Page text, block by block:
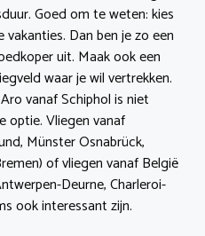
Goed om te weten: kies
Dan ben je zo een
uit. Maak ook een
waar je wil vertrekken.
vanaf Schiphol is niet
optie. Vliegen vanaf
Münster Osnabrück,
of vliegen vanaf België
Deurne, Charleroi-
ook interessant zijn.